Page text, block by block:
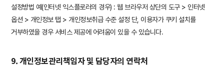
설정방법 예(인터넷 익스플로러의 경우) : 웹 브라우저 상단의 도구 > 인터넷
옵션 > 개인정보 탭 > 개인정보취급 수준 설정 단, 이용자가 쿠키 설치를
거부하였을 경우 서비스 제공에 어려움이 있을 수 있습니다.
9. 개인정보관리책임자 및 담당자의 연락처